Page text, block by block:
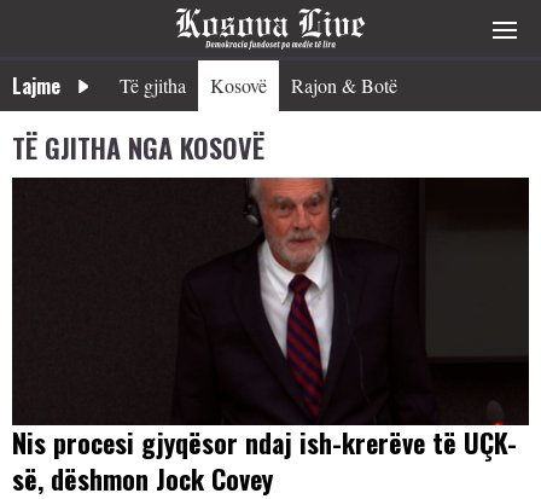
Lajme Të gjitha Kosovë Rajon & Botë
TË GJITHA NGA KOSOVË
Nis procesi gjyqësor ndaj ish-krerëve të UÇK-
së, dëshmon Jock Covey